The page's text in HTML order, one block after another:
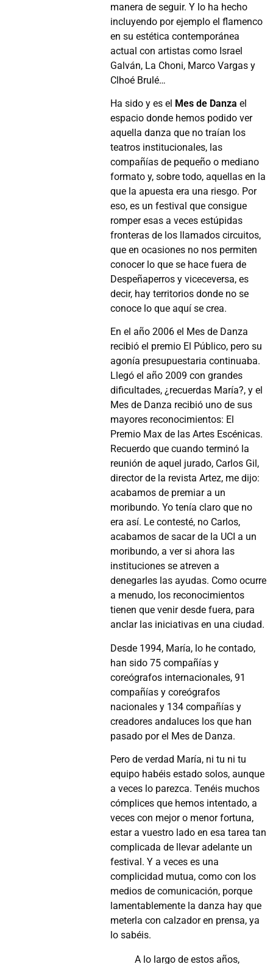
manera de seguir. Y lo ha hecho
incluyendo por ejemplo el flamenco
en su estética contemporánea
actual con artistas como Israel
Galván, La Choni, Marco Vargas y
Clhoé Brulé…
Ha sido y es el Mes de Danza el
espacio donde hemos podido ver
aquella danza que no traían los
teatros institucionales, las
compañías de pequeño o mediano
formato y, sobre todo, aquellas en la
que la apuesta era una riesgo. Por
eso, es un festival que consigue
romper esas a veces estúpidas
fronteras de los llamados circuitos,
que en ocasiones no nos permiten
conocer lo que se hace fuera de
Despeñaperros y viceceversa, es
decir, hay territorios donde no se
conoce lo que aquí se crea.
En el año 2006 el Mes de Danza
recibió el premio El Público, pero su
agonía presupuestaria continuaba.
Llegó el año 2009 con grandes
dificultades, ¿recuerdas María?, y el
Mes de Danza recibió uno de sus
mayores reconocimientos: El
Premio Max de las Artes Escénicas.
Recuerdo que cuando terminó la
reunión de aquel jurado, Carlos Gil,
director de la revista Artez, me dijo:
acabamos de premiar a un
moribundo. Yo tenía claro que no
era así. Le contesté, no Carlos,
acabamos de sacar de la UCI a un
moribundo, a ver si ahora las
instituciones se atreven a
denegarles las ayudas. Como ocurre
a menudo, los reconocimientos
tienen que venir desde fuera, para
anclar las iniciativas en una ciudad.
Desde 1994, María, lo he contado,
han sido 75 compañías y
coreógrafos internacionales, 91
compañías y coreógrafos
nacionales y 134 compañías y
creadores andaluces los que han
pasado por el Mes de Danza.
Pero de verdad María, ni tu ni tu
equipo habéis estado solos, aunque
a veces lo parezca. Tenéis muchos
cómplices que hemos intentado, a
veces con mejor o menor fortuna,
estar a vuestro lado en esa tarea tan
complicada de llevar adelante un
festival. Y a veces es una
complicidad mutua, como con los
medios de comunicación, porque
lamentablemente la danza hay que
meterla con calzador en prensa, ya
lo sabéis.
A lo largo de estos años,